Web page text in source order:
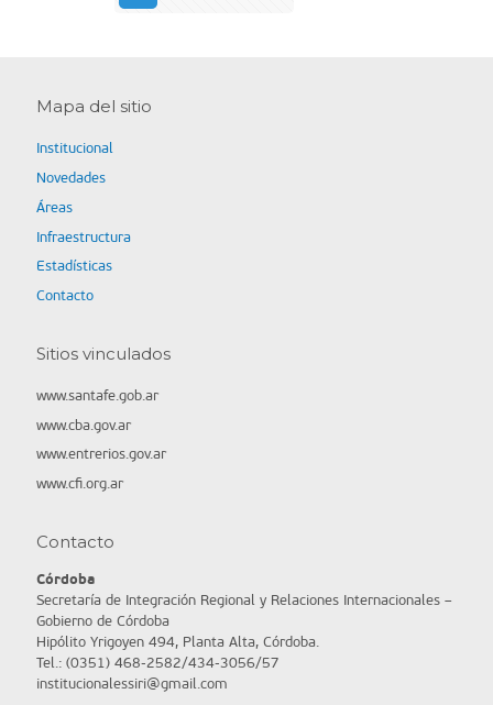
Mapa del sitio
Institucional
Novedades
Áreas
Infraestructura
Estadísticas
Contacto
Sitios vinculados
www.santafe.gob.ar
www.cba.gov.ar
www.entrerios.gov.ar
www.cfi.org.ar
Contacto
Córdoba
Secretaría de Integración Regional y Relaciones Internacionales –
Gobierno de Córdoba
Hipólito Yrigoyen 494, Planta Alta, Córdoba.
Tel.: (0351) 468-2582/434-3056/57
institucionalessiri@gmail.com